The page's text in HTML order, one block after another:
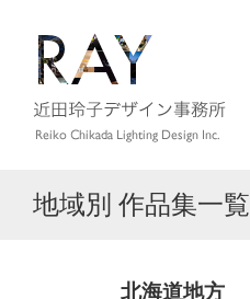
地域別 作品集一覧
北海道地方